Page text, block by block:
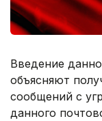
Введение
объясняют
сообщений с
данного